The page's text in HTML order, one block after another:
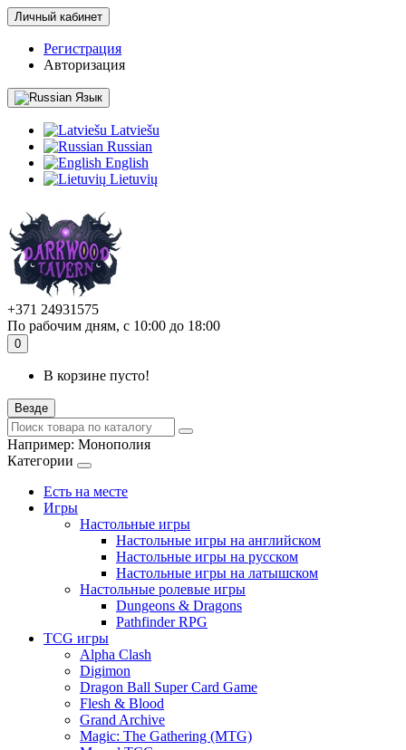
Личный кабинет
Регистрация
Авторизация
Язык
Latviešu
Russian
English
Lietuvių
+371 24931575
По рабочим дням, с 10:00 до 18:00
0
В корзине пусто!
Везде
Например: Монополия
Категории
Есть на месте
Игры
Настольные игры
Настольные игры на английском
Настольные игры на русском
Настольные игры на латышском
Настольные ролевые игры
Dungeons & Dragons
Pathfinder RPG
TCG игры
Alpha Clash
Digimon
Dragon Ball Super Card Game
Flesh & Blood
Grand Archive
Magic: The Gathering (MTG)